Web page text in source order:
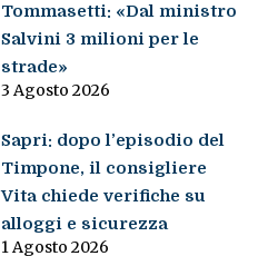
Tommasetti: «Dal ministro
Salvini 3 milioni per le
strade»
3 Agosto 2026
Sapri: dopo l’episodio del
Timpone, il consigliere
Vita chiede verifiche su
alloggi e sicurezza
1 Agosto 2026